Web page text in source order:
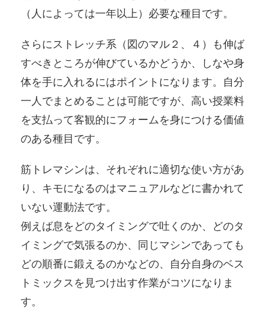
（人によっては一年以上）必要な種目です。
さらにストレッチ系（図のマル２、４）も伸ば
すべきところが伸びているかどうか、しなや身
体を手に入れるにはポイントになります。自分
一人でまとめることは可能ですが、高い授業料
を支払って客観的にフォームを身につける価値
のある種目です。
筋トレマシンは、それぞれに適切な使い方があ
り、キモになるのはマニュアルなどに書かれて
いない運動法です。
例えば息をどのタイミングで吐くのか、どのタ
イミングで気張るのか、同じマシンであっても
どの順番に鍛えるのかなどの、自分自身のベス
トミックスを見つけ出す作業がコツになりま
す。